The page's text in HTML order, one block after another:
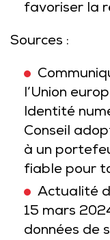
favoriser la
Sources :
l’Union
Identité
Conseil
à un
fiable pour
Actualité
15 mars
données de